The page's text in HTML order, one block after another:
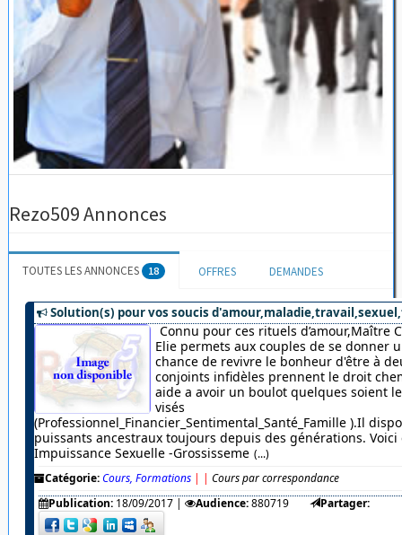
Rezo509 Annonces
TOUTES LES ANNONCES 18 OFFRES DEMANDES
Solution(s) pour vos soucis
Connu pour ces rituels d’amour,Maître
Elie permets aux couples de se donner
chance de revivre le bonheur d'être à
conjoints infidèles prennent le droit
aide a avoir un boulot quelques soient
visés
(Professionnel_Financier_Sentimental_Santé_Famille ).Il
puissants ancestraux toujours depuis des générations. Voici
Impuissance Sexuelle -Grossisseme (...)
Catégorie:Cours, Formations | | Cours par correspondance
Publication: 18/09/2017| Audience:880719 Partager: